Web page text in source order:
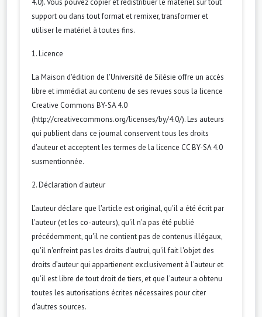
support ou dans tout format et remixer, transformer et
utiliser le matériel à toutes fins.
1. Licence
La Maison d'édition de l'Université de Silésie offre un accès
libre et immédiat au contenu de ses revues sous la licence
Creative Commons BY-SA 4.0
(http://creativecommons.org/licenses/by/4.0/). Les auteurs
qui publient dans ce journal conservent tous les droits
d'auteur et acceptent les termes de la licence CC BY-SA 4.0
susmentionnée.
2. Déclaration d'auteur
L'auteur déclare que l'article est original, qu'il a été écrit par
l'auteur (et les co-auteurs), qu'il n'a pas été publié
précédemment, qu'il ne contient pas de contenus illégaux,
qu'il n'enfreint pas les droits d'autrui, qu'il fait l'objet des
droits d’auteur qui appartienent exclusivement à l'auteur et
qu'il est libre de tout droit de tiers, et que l'auteur a obtenu
toutes les autorisations écrites nécessaires pour citer
d'autres sources.